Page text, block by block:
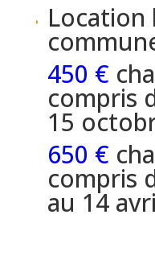
Location
450 €
compris
15
650 €
compris
au 14